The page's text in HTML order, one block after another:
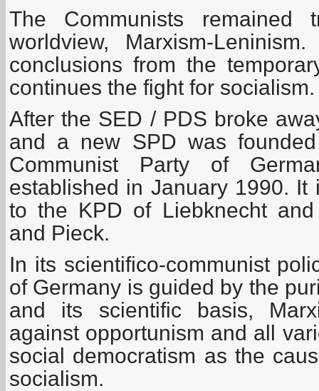
The Communists remained
worldview, Marxism-
conclusions from the
continues the fight for socialism.
After the SED / PDS broke
and a new SPD was
Communist Party of
established in January 1990. It
to the KPD of Liebknecht and
and Pieck.
In its scientifico-communist
of Germany is guided by the
and its scientific basis,
against opportunism and all
social democratism as the
socialism.